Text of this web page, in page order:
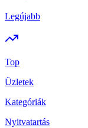
Legújabb
Top
Üzletek
Kategóriák
Nyitvatartás